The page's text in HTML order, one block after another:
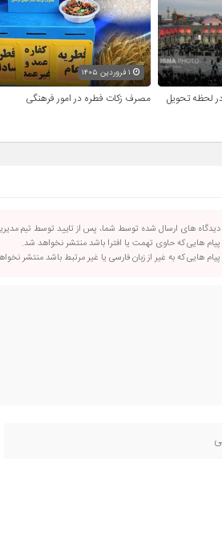
لحظه تحویل
۱ فروردین ۱۴۰۵
مصرف زکات فطره در امور فرهنگی
دیدگاه های ارسال شده توسط شما، پس از تایید توسط تیم
پیام هایی که حاوی تهمت یا افترا باشد منتشر نخواهد شد.
پیام هایی که به غیر از زبان فارسی یا غیر مرتبط باشد منتشر